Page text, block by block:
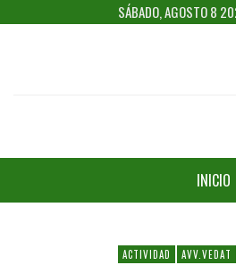
SÁBADO, AGOSTO 8
INICIO
ACTIVIDAD AVV.VEDAT